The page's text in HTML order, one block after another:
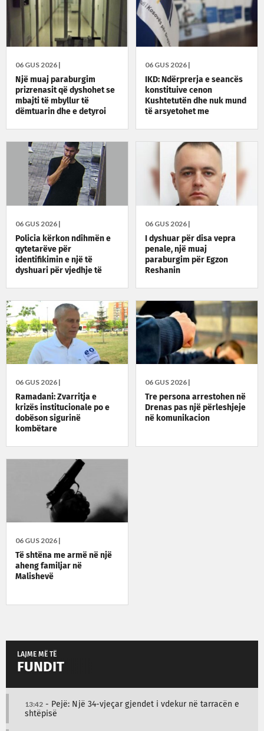
06 GUS 2026 |
Një muaj paraburgim
prizrenasit që dyshohet se
mbajti të mbyllur të
dëmtuarin dhe e detyroi
06 GUS 2026 |
IKD: Ndërprerja e seancës
konstituive cenon
Kushtetutën dhe nuk mund
të arsyetohet me
06 GUS 2026 |
Policia kërkon ndihmën e
qytetarëve për
identifikimin e një të
dyshuari për vjedhje të
06 GUS 2026 |
I dyshuar për disa vepra
penale, një muaj
paraburgim për Egzon
Reshanin
06 GUS 2026 |
Ramadani: Zvarritja e
krizës institucionale po e
dobëson sigurinë
kombëtare
06 GUS 2026 |
Tre persona arrestohen në
Drenas pas një përleshjeje
në komunikacion
06 GUS 2026 |
Të shtëna me armë në një
aheng familjar në
Malishevë
LAJME MË TË
FUNDIT
13:42 - Pejë: Një 34-vjeçar gjendet i vdekur në tarracën e
shtëpisë